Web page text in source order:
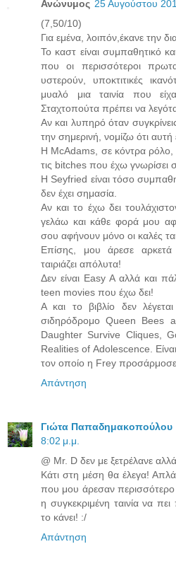
Ανώνυμος 25 Αυγούστου
(7,50/10)
Για εμένα, λοιπόν,έκανε την
Το καστ είναι συμπαθητικό
που οι περισσότεροι
υστερούν, υποκτιτικές
μυαλό μια ταινία που
Σταχτοπούτα πρέπει να
Αν και λυπηρό όταν
την σημερινή, νομίζω ότι αυτή
Η McAdams, σε κόντρα ρόλο,
τις bitches που έχω γνωρίσει
Η Seyfried είναι τόσο
δεν έχει σημασία.
Αν και το έχω δει
γελάω και κάθε φορά μου
σου αφήνουν μόνο οι καλές
Επίσης, μου άρεσε αρκετά
ταιριάζει απόλυτα!
Δεν είναι Easy A αλλά και
teen movies που έχω δει!
Α και το βιβλίο δεν
σιδηρόδρομο Queen Bees
Daughter Survive Cliques,
Realities of Adolescence.
τον οποίο η Frey προσάρμοσε
Απάντηση
Γιώτα Παπαδημακοπούλου
8:02 μ.μ.
@ Mr. D δεν με ξετρέλανε
Κάτι στη μέση θα έλεγα!
που μου άρεσαν περισσότερο
η συγκεκριμένη ταινία να
το κάνει! :/
Απάντηση